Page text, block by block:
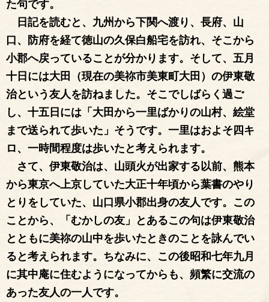
た句です。
日記を読むと、九州から下関へ渡り、長府、山
口、防府を経て徳山の久保白船宅を訪れ、そこから
小郡へ戻っていることが分かります。そして、五月
十日には大田（現在の美祢市美東町大田）の伊東敬
治という友人を訪ねました。そこでしばらく過ご
し、十五日には「大田から一里ばかりの山村、絵堂
まで送られて歩いた」そうです。一里はおよそ四キ
ロ、一時間程度は歩いたと考えられます。
さて、伊東敬治は、山頭火が出家する以前、熊本
から東京へ上京していた大正十年頃から葉書のやり
とりをしていた、山口県小郡出身の友人です。この
ことから、「むかしの友」とあるこの句は伊東敬治
とともに美祢の山中を歩いたときのことを詠んでい
ると考えられます。ちなみに、この後昭和七年九月
に其中庵に住むようになってからも、頻繁に交流の
あった友人の一人です。